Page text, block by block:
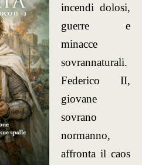
incendi dolosi,
guerre e
minacce
sovrannaturali.
Federico II,
giovane
sovrano
normanno,
affronta il caos